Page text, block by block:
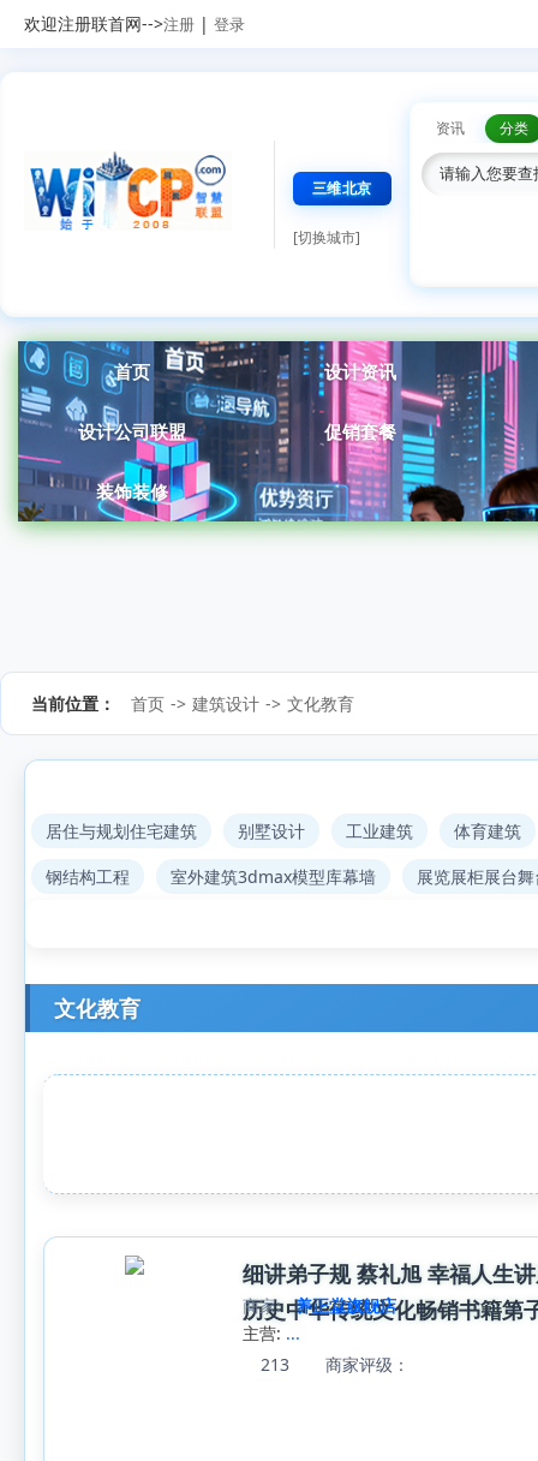
欢迎注册联首网-->注册 | 登录
三维北京
[切换城市]
资讯 分类
首页 设计资讯
设计公司联盟 促销套餐
装饰装修
当前位置： 首页 -> 建筑设计 -> 文化教育
居住与规划住宅建筑 别墅设计 工业建筑
体育建筑
钢结构工程
室外建筑3dmax模型库幕墙 展览展柜展台
文化教育
细讲弟子规 蔡礼旭 幸福人生
历史中华传统文化畅销书籍第
商家:
养正堂旗舰店
主营: ...
213
商家评级：